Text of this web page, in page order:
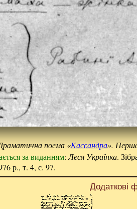
поема «Кассандра».
за виданням:Леся Українка.
р., т. 4, с. 97.
Додаткові